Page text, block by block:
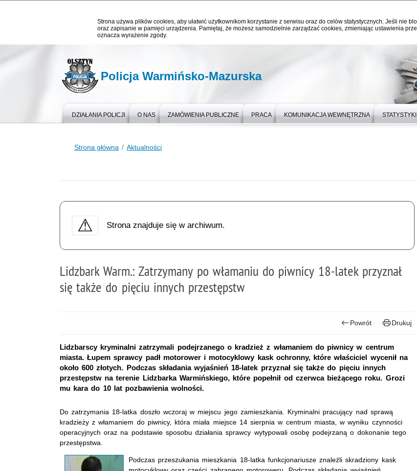
Strona używa plików cookies, aby ułatwić użytkownikom korzystanie z serwisu oraz do celów statystycznych. Jeśli nie
oraz zapisanie w pamięci urządzenia. Pamiętaj, że możesz samodzielnie zarządzać cookies, zmieniając ustawienia
oznacza wyrażenie zgody.
Policja Warmińsko-Mazurska
DZIAŁANIA POLICJI O NAS ZAMÓWIENIA PUBLICZNE PRACA KOMUNIKACJA WEWNĘTRZNA STATYSTYKI
Strona główna Aktualności
Strona znajduje się w archiwum.
Lidzbark Warm.: Zatrzymany po włamaniu do piwnicy 18-latek przyznał
się także do pięciu innych przestępstw
Powrót Drukuj
Lidzbarscy kryminalni zatrzymali podejrzanego o kradzież z włamaniem do piwnicy w centrum
miasta. Łupem sprawcy padł motorower i motocyklowy kask ochronny, które właściciel wycenił na
około 600 złotych. Podczas składania wyjaśnień 18-latek przyznał się także do pięciu innych
przestępstw na terenie Lidzbarka Warmińskiego, które popełnił od czerwca bieżącego roku. Grozi
mu kara do 10 lat pozbawienia wolności.
Do zatrzymania 18-latka doszło wczoraj w miejscu jego zamieszkania. Kryminalni pracujący nad sprawą
kradzieży z włamaniem do piwnicy, która miała miejsce 14 sierpnia w centrum miasta, w wyniku czynności
operacyjnych oraz na podstawie sposobu działania sprawcy wytypowali osobę podejrzaną o dokonanie tego
przestępstwa.
Podczas przeszukania mieszkania 18-latka funkcjonariusze znaleźli skradziony kask